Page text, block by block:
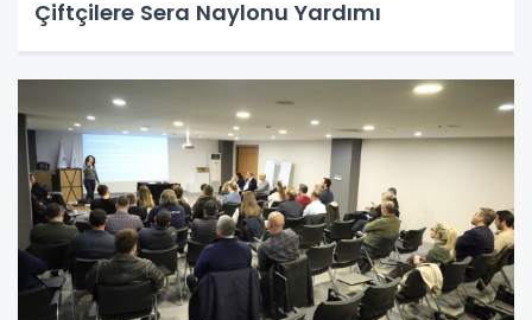
Çiftçilere Sera Naylonu Yardımı